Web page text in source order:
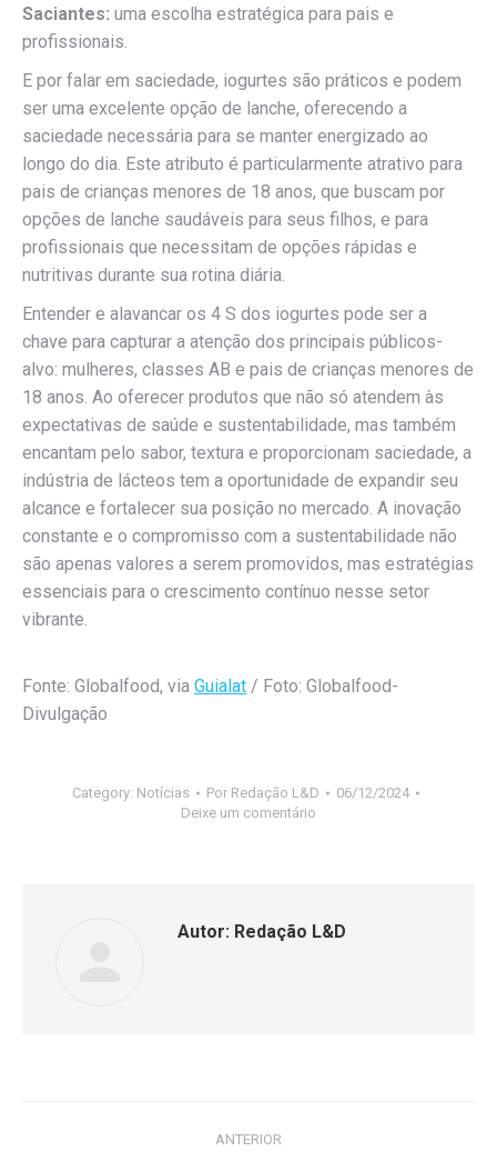
Saciantes: uma escolha estratégica para pais e
profissionais.
E por falar em saciedade, iogurtes são práticos e podem
ser uma excelente opção de lanche, oferecendo a
saciedade necessária para se manter energizado ao
longo do dia. Este atributo é particularmente atrativo para
pais de crianças menores de 18 anos, que buscam por
opções de lanche saudáveis para seus filhos, e para
profissionais que necessitam de opções rápidas e
nutritivas durante sua rotina diária.
Entender e alavancar os 4 S dos iogurtes pode ser a
chave para capturar a atenção dos principais públicos-
alvo: mulheres, classes AB e pais de crianças menores de
18 anos. Ao oferecer produtos que não só atendem às
expectativas de saúde e sustentabilidade, mas também
encantam pelo sabor, textura e proporcionam saciedade, a
indústria de lácteos tem a oportunidade de expandir seu
alcance e fortalecer sua posição no mercado. A inovação
constante e o compromisso com a sustentabilidade não
são apenas valores a serem promovidos, mas estratégias
essenciais para o crescimento contínuo nesse setor
vibrante.
Fonte: Globalfood, via Guialat / Foto: Globalfood-
Divulgação
Category: Notícias Por Redação L&D
06/12/2024
Deixe um comentário
Autor: Redação L&D
ANTERIOR